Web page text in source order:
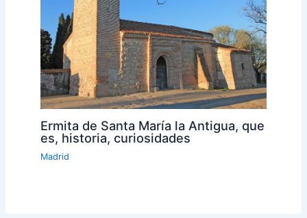
Ermita de Santa María la Antigua, que
es, historia, curiosidades
Madrid